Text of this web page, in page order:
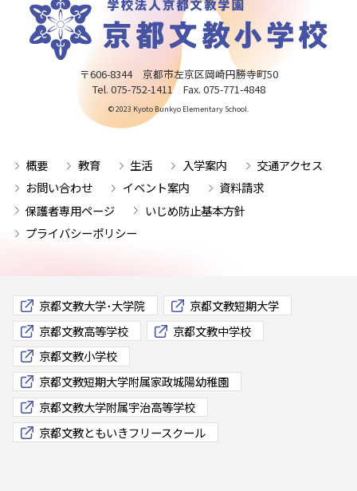
〒606-8344 京都市左京区岡崎円勝寺町50
Tel. 075-752-1411 Fax. 075-771-4848
© 2023 Kyoto Bunkyo Elementary School.
概要 教育 生活 入学案内
交通アクセス
お問い合わせ
イベント案内
資料請求
保護者専用ページ
いじめ防止基本方針
プライバシーポリシー
京都文教大学･大学院
京都文教短期大学
京都文教高等学校
京都文教中学校
京都文教小学校
京都文教短期大学附属家政城陽幼稚園
京都文教大学附属宇治高等学校
京都文教ともいきフリースクール